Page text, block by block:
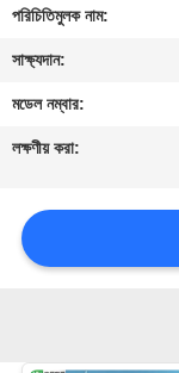
যোগাযোগ
করুন
উদ্ধৃতির
আবেদন
পরিচিতিমুলক নাম:
সাক্ষ্যদান:
মডেল নম্বার:
লক্ষণীয় করা: